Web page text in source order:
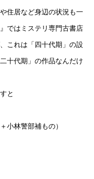
住居など身辺の状況も一
ではミステリ専門古書店
これは「四十代期」の設
十代期」の作品なんだけ
と
小林警部補もの）